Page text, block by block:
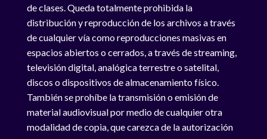
de clases. Queda totalmente prohibida la
distribución y reproducción de los archivos a través
de cualquier vía como reproducciones masivas en
espacios abiertos o cerrados, a través de streaming,
televisión digital, analógica terrestre o satelital,
discos o dispositivos de almacenamiento físico.
También se prohíbe la transmisión o emisión de
material audiovisual por medio de cualquier otra
modalidad de copia, que carezca de la autorización